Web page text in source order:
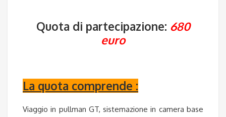
Quota di partecipazione: 680
euro
La quota comprende :
Viaggio in pullman GT, sistemazione in camera base